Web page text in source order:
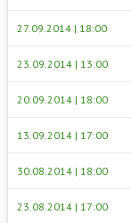
27.09.2014 | 18:00
23.09.2014 | 13:00
20.09.2014 | 18:00
13.09.2014 | 17:00
30.08.2014 | 18:00
23.08.2014 | 17:00